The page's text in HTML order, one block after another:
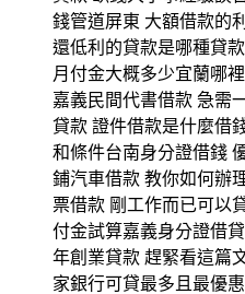
錢管道屏東 大額借款的
還低利的貸款是哪種貸
月付金大概多少宜蘭哪
嘉義民間代書借款 急需
貸款 證件借款是什麼借
和條件台南身分證借錢
鋪汽車借款 教你如何辦
票借款 剛工作而已可以
付金試算嘉義身分證借
年創業貸款 趕緊看這篇
家銀行可貸最多且最優